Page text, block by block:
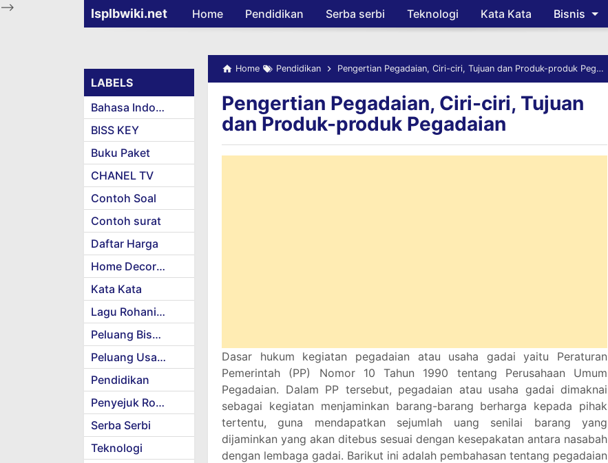
-->
Skip to main content
Isplbwiki.net Home Pendidikan Serba serbi Teknologi Kata Kata Bisnis
Home Pendidikan Pengertian Pegadaian, Ciri-ciri, Tujuan dan Produk-produk Pegadaian
Pengertian Pegadaian, Ciri-ciri, Tujuan
dan Produk-produk Pegadaian
Dasar hukum kegiatan pegadaian atau usaha gadai yaitu Peraturan
Pemerintah (PP) Nomor 10 Tahun 1990 tentang Perusahaan Umum
Pegadaian. Dalam PP tersebut, pegadaian atau usaha gadai dimaknai
sebagai kegiatan menjaminkan barang-barang berharga kepada pihak
tertentu, guna mendapatkan sejumlah uang senilai barang yang
dijaminkan yang akan ditebus sesuai dengan kesepakatan antara nasabah
dengan lembaga gadai. Barikut ini adalah pembahasan tentang pegadaian
LABELS
Bahasa Indonesia
BISS KEY
Buku Paket
CHANEL TV
Contoh Soal
Contoh surat
Daftar Harga
Home Decoration
Kata Kata
Lagu Rohani Kristen
Peluang Bisnis
Peluang Usaha
Pendidikan
Penyejuk Rohani
Serba Serbi
Teknologi